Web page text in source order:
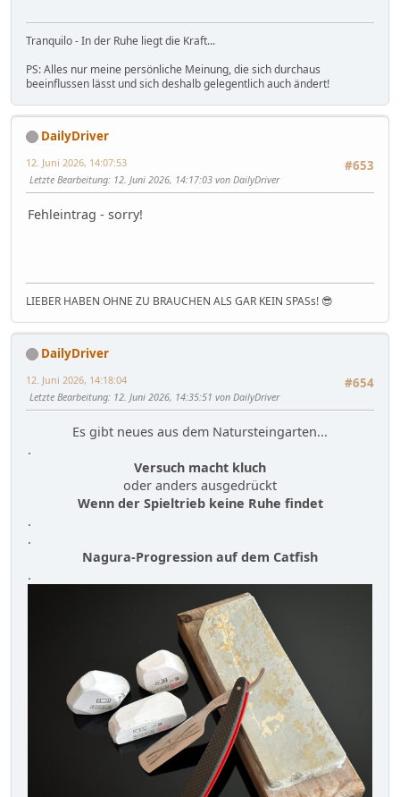
Tranquilo - In der Ruhe liegt die Kraft...
PS: Alles nur meine persönliche Meinung, die sich durchaus
beeinflussen lässt und sich deshalb gelegentlich auch ändert!
DailyDriver
#653
12. Juni 2026, 14:07:53
Letzte Bearbeitung: 12. Juni 2026, 14:17:03 von DailyDriver
Fehleintrag - sorry!
LIEBER HABEN OHNE ZU BRAUCHEN ALS GAR KEIN SPASs! 😎
DailyDriver
#654
12. Juni 2026, 14:18:04
Letzte Bearbeitung: 12. Juni 2026, 14:35:51 von DailyDriver
Es gibt neues aus dem Natursteingarten...
.
Versuch macht kluch
oder anders ausgedrückt
Wenn der Spieltrieb keine Ruhe findet
.
.
Nagura-Progression auf dem Catfish
.